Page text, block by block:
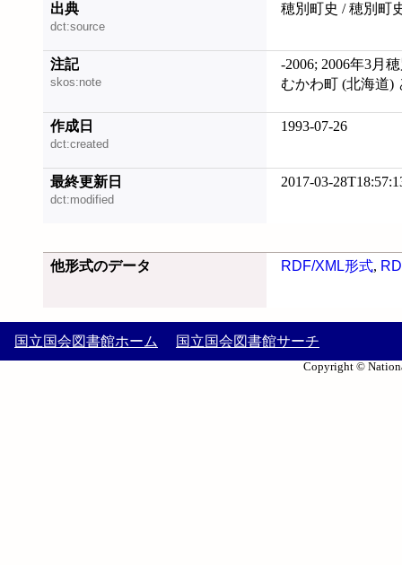
出典
dct:source
穂別町史 / 穂別町
注記
skos:note
-2006; 2006年3月
むかわ町 (北海道)
作成日
dct:created
1993-07-26
最終更新日
dct:modified
2017-03-
他形式のデータ RDF/XML形式,
国立国会図書館ホーム 国立国会図書館サーチ
Copyright ©